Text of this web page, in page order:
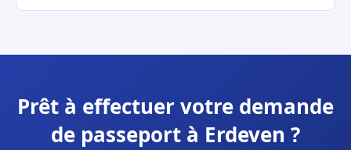
Prêt à effectuer votre demande
de passeport à Erdeven ?